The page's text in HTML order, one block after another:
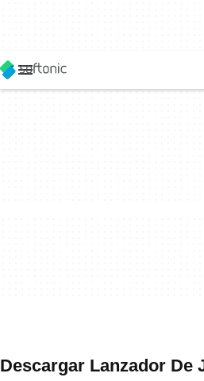
Descargar Lanzador De